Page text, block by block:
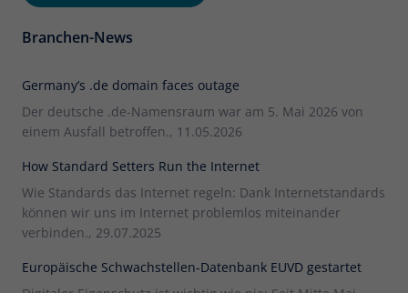
Branchen-News
Germany’s .de domain faces outage
Der deutsche .de-Namensraum war am 5. Mai 2026 von
einem Ausfall betroffen., 11.05.2026
How Standard Setters Run the Internet
Wie Standards das Internet regeln: Dank Internetstandards
können wir uns im Internet problemlos miteinander
verbinden., 29.07.2025
Europäische Schwachstellen-Datenbank EUVD gestartet
Zweck
vorübergehenden Speicherung von
Daten für den Besuch verwendet
werden.
Name _pk_cvar
Anbieter Matomo